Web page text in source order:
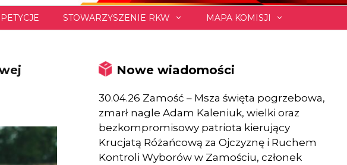
PETYCJE STOWARZYSZENIE RKW MAPA KOMISJI
Nowe wiadomości
30.04.26 Zamość – Msza święta pogrzebowa,
zmarł nagle Adam Kaleniuk, wielki oraz
bezkompromisowy patriota kierujący
Krucjatą Różańcową za Ojczyznę i Ruchem
Kontroli Wyborów w Zamościu, członek